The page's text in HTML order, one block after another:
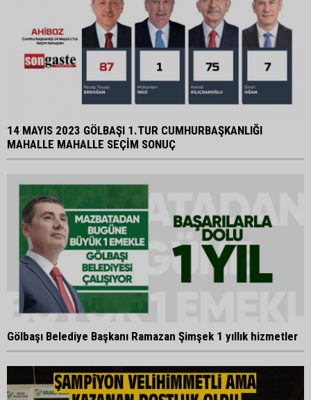
14 MAYIS 2023 GÖLBAŞI 1.TUR CUMHURBAŞKANLIĞI
MAHALLE MAHALLE SEÇİM SONUÇ
Gölbaşı Belediye Başkanı Ramazan Şimşek 1 yıllık hizmetler